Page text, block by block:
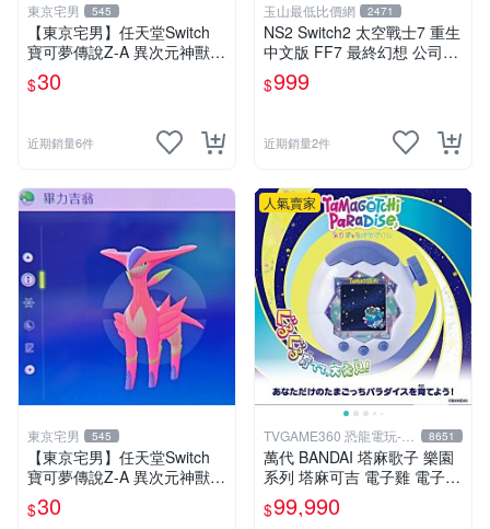
東京宅男 545
【東京宅男】任天堂Switch
寶可夢傳說Z-A 異次元神獸
色違 蓋歐卡
$30
近期銷量6件
玉山最低比價網 2471
NS2 Switch2 太空戰士7 重生
中文版 FF7 最終幻想 公司貨
VII Rebirth
$999
近期銷量2件
東京宅男 545
【東京宅男】任天堂Switch
寶可夢傳說Z-A 異次元神獸
色違 畢力吉翁
$30
人氣賣家
TVGAME360 恐龍電玩-台
中店
8651
萬代 BANDAI 塔麻歌子 樂園
系列 塔麻可吉 電子雞 電子寵
物 極地冰雪 TAMAGOTCHI
【台中恐龍電玩】
$99,990